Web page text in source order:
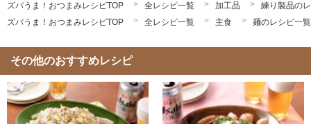
ズバうま！おつまみレシピTOP
全レシピ一覧 加工品
練り製品の
ズバうま！おつまみレシピTOP
全レシピ一覧 主食 麺のレシピ一覧
その他のおすすめレシピ